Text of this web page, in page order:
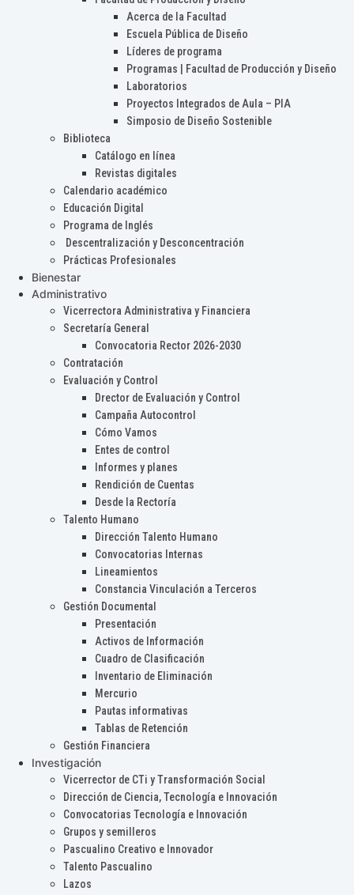
Acerca de la Facultad
Escuela Pública de Diseño
Líderes de programa
Programas | Facultad de Producción y Diseño
Laboratorios
Proyectos Integrados de Aula – PIA
Simposio de Diseño Sostenible
Biblioteca
Catálogo en línea
Revistas digitales
Calendario académico
Educación Digital
Programa de Inglés
Descentralización y Desconcentración
Prácticas Profesionales
Bienestar
Administrativo
Vicerrectora Administrativa y Financiera
Secretaría General
Convocatoria Rector 2026-2030
Contratación
Evaluación y Control
Drector de Evaluación y Control
Campaña Autocontrol
Cómo Vamos
Entes de control
Informes y planes
Rendición de Cuentas
Desde la Rectoría
Talento Humano
Dirección Talento Humano
Convocatorias Internas
Lineamientos
Constancia Vinculación a Terceros
Gestión Documental
Presentación
Activos de Información
Cuadro de Clasificación
Inventario de Eliminación
Mercurio
Pautas informativas
Tablas de Retención
Gestión Financiera
Investigación
Vicerrector de CTi y Transformación Social
Dirección de Ciencia, Tecnología e Innovación
Convocatorias Tecnología e Innovación
Grupos y semilleros
Pascualino Creativo e Innovador
Talento Pascualino
Lazos